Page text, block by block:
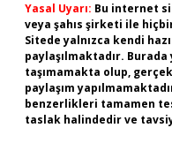
Yasal Uyarı: Bu internet
veya şahıs şirketi ile
Sitede yalnızca kendi
paylaşılmaktadır.
taşımamakta olup,
paylaşım
benzerlikleri tamamen
taslak halindedir ve